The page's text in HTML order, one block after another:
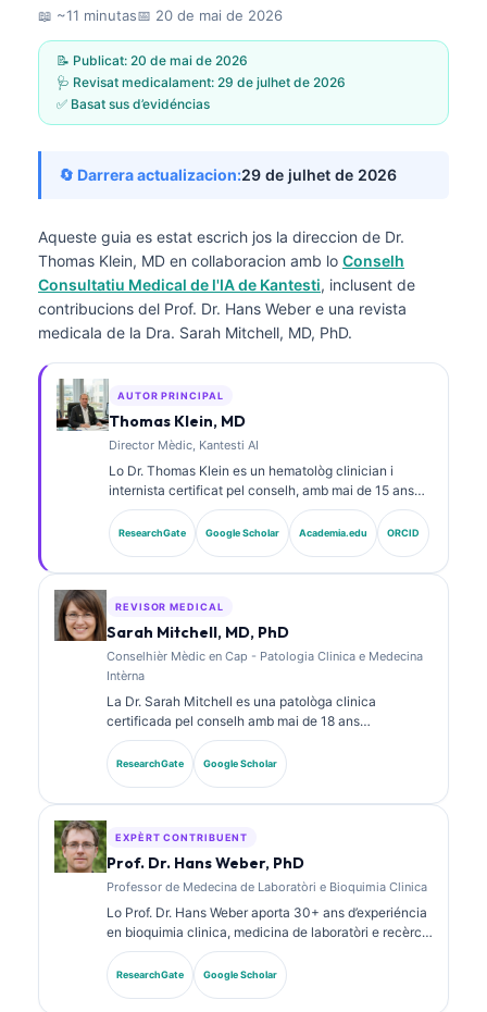
📖 ~11 minutas📅 20 de mai de 2026
📝 Publicat: 20 de mai de 2026
🩺 Revisat medicalament: 29 de julhet de 2026
✅ Basat sus d’evidéncias
🔄 Darrera actualizacion:29 de julhet de 2026
Aqueste guia es estat escrich jos la direccion de Dr.
Thomas Klein, MD en collaboracion amb lo Conselh
Consultatiu Medical de l'IA de Kantesti, inclusent de
contribucions del Prof. Dr. Hans Weber e una revista
medicala de la Dra. Sarah Mitchell, MD, PhD.
AUTOR PRINCIPAL
Thomas Klein, MD
Director Mèdic, Kantesti AI
Lo Dr. Thomas Klein es un hematològ clinician i
internista certificat pel conselh, amb mai de 15 ans
d’experiència en medicina de laboratòri e anàlisi
clinica assistida per IA. Com a director mèdic a
Kantesti AI, proveís una supervisió clinica de
biomarcadors e los diagnòstics de laboratòri en
temes de medicina de laboratòri.
ResearchGate Google Scholar Academia.edu ORCID
REVISOR MEDICAL
Sarah Mitchell, MD, PhD
Conselhièr Mèdic en Cap - Patologia Clinica e Medecina
Intèrna
La Dr. Sarah Mitchell es una patològa clinica
certificada pel conselh amb mai de 18 ans
d’experiéncia en medicina de laboratòri e analisi
diagnostica. Tèn de certificacions d’especialitat en
quimia clinica e a publicat fòrça sus de panèls de
ResearchGate Google Scholar
EXPÈRT CONTRIBUENT
Prof. Dr. Hans Weber, PhD
Professor de Medecina de Laboratòri e Bioquimia Clinica
Lo Prof. Dr. Hans Weber aporta 30+ ans d’experiéncia
en bioquimia clinica, medicina de laboratòri e recèrca
sus biomarcadors. Ancià President de la Societat
Alemana de Quimia Clinica, se especializa dins
l’analisi de panèls diagnostics, la standardizacion dels
ResearchGate Google Scholar